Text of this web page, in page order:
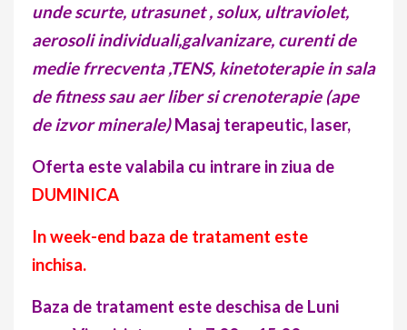
unde scurte, utrasunet , solux, ultraviolet,
aerosoli individuali,galvanizare, curenti de
medie frrecventa ,TENS, kinetoterapie in sala
de fitness sau aer liber si crenoterapie (ape
de izvor minerale)Masaj terapeutic, laser,
Oferta este valabila cu intrare in ziua de
DUMINICA
In week-end baza de tratament este
inchisa.
Baza de tratament este deschisa de Luni